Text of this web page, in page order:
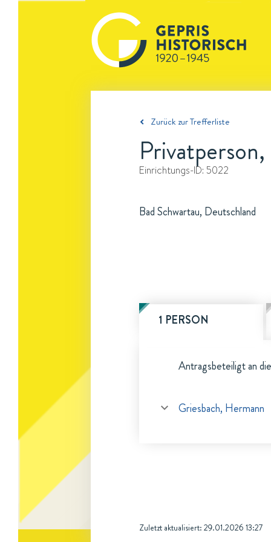
Zurück zur Trefferliste
Einrichtungs-ID: 5022
Bad Schwartau, Deutschland
1 PERSON
Antragsbeteiligt an
Griesbach, Hermann
Zuletzt aktualisiert: 29.01.2026 13:27